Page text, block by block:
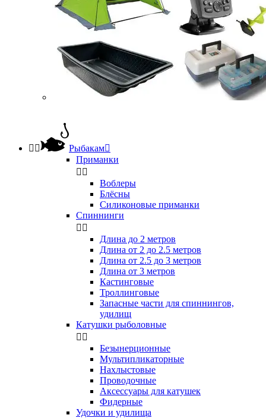
  Рыбакам
Приманки
 
Воблеры
Блёсны
Силиконовые приманки
Спиннинги
 
Длина до 2 метров
Длина от 2 до 2.5 метров
Длина от 2.5 до 3 метров
Длина от 3 метров
Кастинговые
Троллинговые
Запасные части для спиннингов,
удилищ
Катушки рыболовные
 
Безынерционные
Мультипликаторные
Нахлыстовые
Проводочные
Аксессуары для катушек
Фидерные
Удочки и удилища